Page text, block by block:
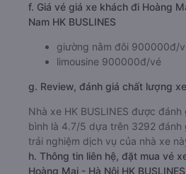
f. Giá vé giá xe khách đi Hoàng
Nam HK BUSLINES
giường nằm đôi 900000đ/
limousine 900000đ/vé
g. Review, đánh giá chất lượng xe
Nhà xe HK BUSLINES được
bình là 4.7/5 dựa trên 3292 đánh
trải nghiệm dịch vụ của nhà xe
h. Thông tin liên hệ, đặt mua vé
Hoàng Mai - Hà Nội HK BUSLINES